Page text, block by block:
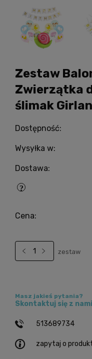
Zestaw
Zwierzątka
ślimak
Dostępność:
Wysyłka w:
Dostawa:
Cena:
zestaw
zapytaj o
Masz jakieś pytania?
Skontaktuj się z nami
513689734